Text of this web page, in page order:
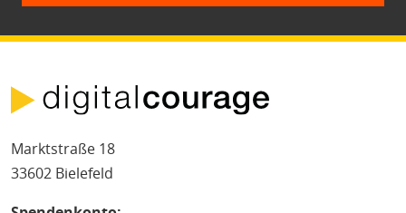
Marktstraße 18
33602 Bielefeld